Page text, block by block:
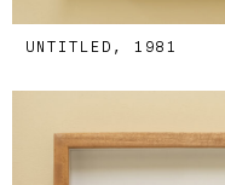
UNTITLED, 1981